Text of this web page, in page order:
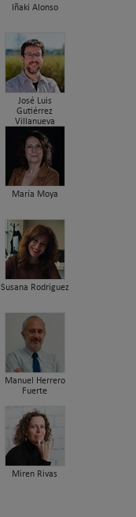
Iñaki Alonso
José Luis
Gutiérrez
Villanueva
María Moya
Susana Rodriguez
Manuel Herrero
Fuerte
Miren Rivas